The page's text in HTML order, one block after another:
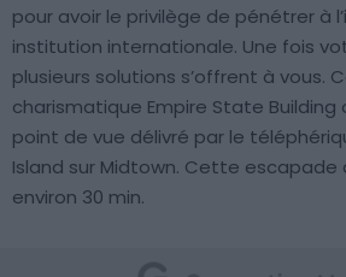
pour avoir le privilège de pénétrer à
institution internationale. Une fois
plusieurs solutions s’offrent à vous.
charismatique Empire State Building
point de vue délivré par le
Island sur Midtown. Cette escapade
environ 30 min.